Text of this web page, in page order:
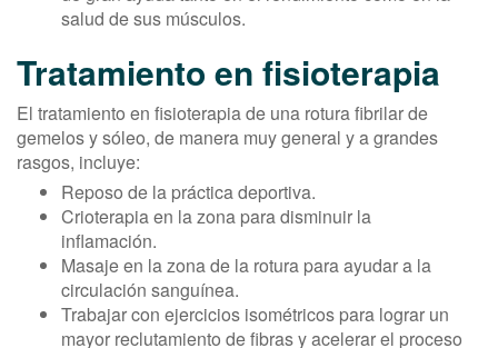
salud de sus músculos.
Tratamiento en fisioterapia
El tratamiento en fisioterapia de una rotura fibrilar de
gemelos y sóleo, de manera muy general y a grandes
rasgos, incluye:
Reposo de la práctica deportiva.
Crioterapia en la zona para disminuir la
inflamación.
Masaje en la zona de la rotura para ayudar a la
circulación sanguínea.
Trabajar con ejercicios isométricos para lograr un
mayor reclutamiento de fibras y acelerar el proceso